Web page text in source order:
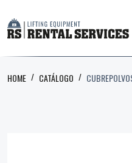
HOME CATÁLOGO